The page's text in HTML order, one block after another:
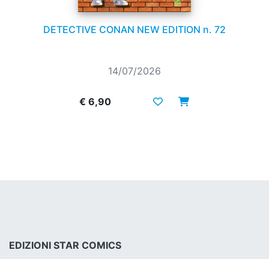
DETECTIVE CONAN NEW EDITION n. 72
14/07/2026
€ 6,90
EDIZIONI STAR COMICS